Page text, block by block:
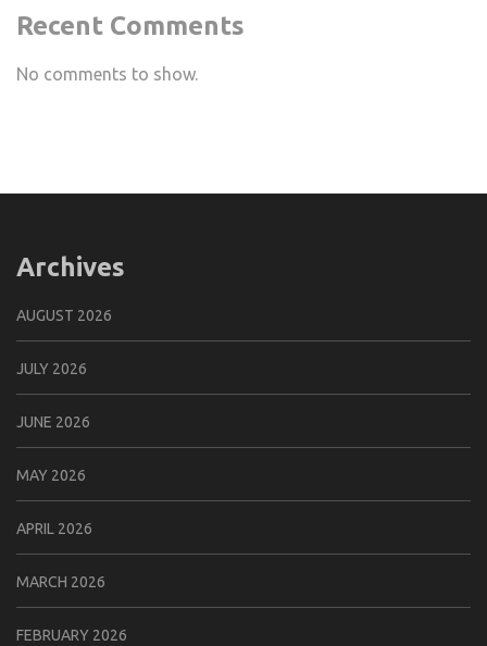
Recent Comments
No comments to show.
Archives
AUGUST 2026
JULY 2026
JUNE 2026
MAY 2026
APRIL 2026
MARCH 2026
FEBRUARY 2026